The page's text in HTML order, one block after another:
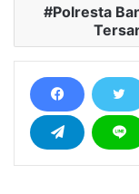
Polresta